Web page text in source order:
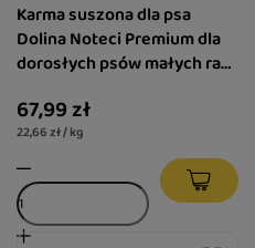
Karma suszona dla psa
Dolina Noteci Premium dla
dorosłych psów małych ras
67,99 zł
22,66 zł / kg